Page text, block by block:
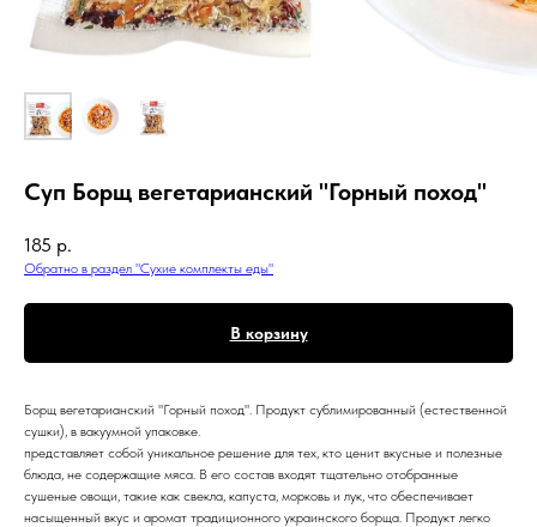
Суп Борщ вегетарианский "Горный поход"
185 р.
Обратно в раздел "Сухие комплекты еды"
В корзину
Борщ вегетарианский "Горный поход". Продукт сублимированный (естественной
сушки), в вакуумной упаковке.
представляет собой уникальное решение для тех, кто ценит вкусные и полезные
блюда, не содержащие мяса. В его состав входят тщательно отобранные
сушеные овощи, такие как свекла, капуста, морковь и лук, что обеспечивает
насыщенный вкус и аромат традиционного украинского борща. Продукт легко